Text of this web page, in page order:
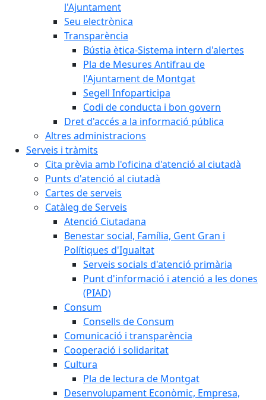
l'Ajuntament
Seu electrònica
Transparència
Bústia ètica-Sistema intern d'alertes
Pla de Mesures Antifrau de
l'Ajuntament de Montgat
Segell Infoparticipa
Codi de conducta i bon govern
Dret d'accés a la informació pública
Altres administracions
Serveis i tràmits
Cita prèvia amb l'oficina d'atenció al ciutadà
Punts d'atenció al ciutadà
Cartes de serveis
Catàleg de Serveis
Atenció Ciutadana
Benestar social, Família, Gent Gran i
Polítiques d'Igualtat
Serveis socials d'atenció primària
Punt d'informació i atenció a les dones
(PIAD)
Consum
Consells de Consum
Comunicació i transparència
Cooperació i solidaritat
Cultura
Pla de lectura de Montgat
Desenvolupament Econòmic, Empresa,